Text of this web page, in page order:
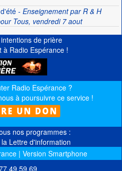
- Enseignement par R & H
Tous, vendredi 7 aout
de prière
à Radio Espérance !
Radio Espérance ?
à poursuivre ce service !
nos programmes :
Lettre d'information
| Version Smartphone
49 59 69